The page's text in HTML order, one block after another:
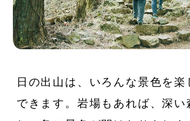
日の出山は、いろんな景色を楽
できます。岩場もあれば、深い